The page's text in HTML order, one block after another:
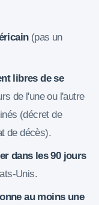
(pas un
libres de se
de l'une ou l'autre
(décret de
de décès).
dans les 90 jours
Unis.
au moins une